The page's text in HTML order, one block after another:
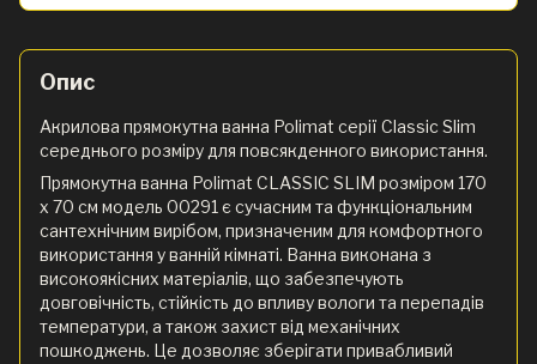
Опис
Акрилова прямокутна ванна Polimat серії Classic Slim
середнього розміру для повсякденного використання.
Прямокутна ванна Polimat CLASSIC SLIM розміром 170
x 70 см модель 00291 є сучасним та функціональним
сантехнічним вирібом, призначеним для комфортного
використання у ванній кімнаті. Ванна виконана з
високоякісних матеріалів, що забезпечують
довговічність, стійкість до впливу вологи та перепадів
температури, а також захист від механічних
пошкоджень. Це дозволяє зберігати привабливий